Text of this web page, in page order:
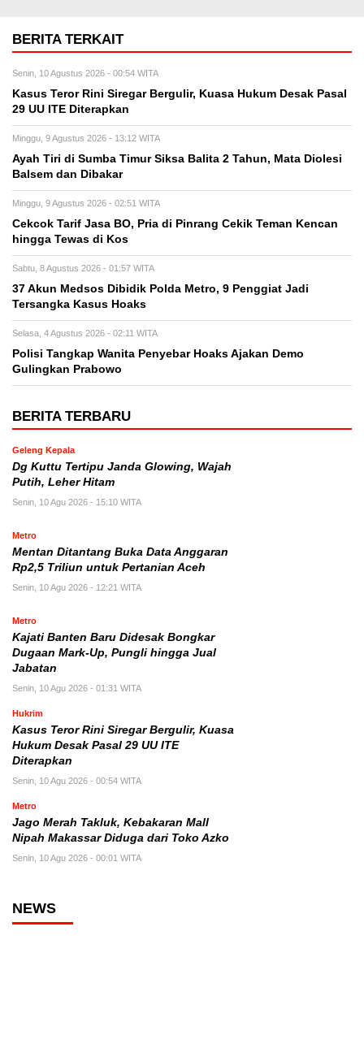
BERITA TERKAIT
Senin, 10 Agustus 2026 - 00:54 WITA
Kasus Teror Rini Siregar Bergulir, Kuasa Hukum Desak Pasal
29 UU ITE Diterapkan
Minggu, 9 Agustus 2026 - 13:12 WITA
Ayah Tiri di Sumba Timur Siksa Balita 2 Tahun, Mata Diolesi
Balsem dan Dibakar
Minggu, 9 Agustus 2026 - 02:51 WITA
Cekcok Tarif Jasa BO, Pria di Pinrang Cekik Teman Kencan
hingga Tewas di Kos
Sabtu, 8 Agustus 2026 - 01:57 WITA
37 Akun Medsos Dibidik Polda Metro, 9 Penggiat Jadi
Tersangka Kasus Hoaks
Selasa, 4 Agustus 2026 - 02:11 WITA
Polisi Tangkap Wanita Penyebar Hoaks Ajakan Demo
Gulingkan Prabowo
BERITA TERBARU
Geleng Kepala
Dg Kuttu Tertipu Janda Glowing, Wajah
Putih, Leher Hitam
Senin, 10 Agu 2026 - 15:10 WITA
Metro
Mentan Ditantang Buka Data Anggaran
Rp2,5 Triliun untuk Pertanian Aceh
Senin, 10 Agu 2026 - 12:21 WITA
Metro
Kajati Banten Baru Didesak Bongkar
Dugaan Mark-Up, Pungli hingga Jual
Jabatan
Senin, 10 Agu 2026 - 01:31 WITA
Hukrim
Kasus Teror Rini Siregar Bergulir, Kuasa
Hukum Desak Pasal 29 UU ITE
Diterapkan
Senin, 10 Agu 2026 - 00:54 WITA
Metro
Jago Merah Takluk, Kebakaran Mall
Nipah Makassar Diduga dari Toko Azko
Senin, 10 Agu 2026 - 00:01 WITA
NEWS